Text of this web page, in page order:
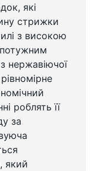
які
стрижки
з високою
нержавіючої
роблять її
за
який